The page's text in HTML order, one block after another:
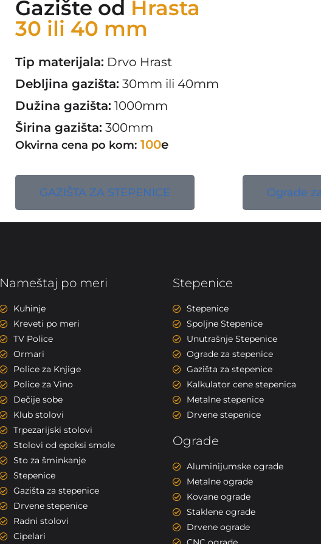
Gazište od Hrasta
30 ili 40 mm
Tip materijala: Drvo Hrast
Debljina gazišta: 30mm ili 40mm
Dužina gazišta: 1000mm
Širina gazišta: 300mm
Okvirna cena po kom: 100e
GAZIŠTA ZA STEPENICE Ograde
Nameštaj po meri
Kuhinje
Kreveti po meri
TV Police
Ormari
Police za Knjige
Police za Vino
Dečije sobe
Klub stolovi
Trpezarijski stolovi
Stolovi od epoksi smole
Sto za šminkanje
Stepenice
Gazišta za stepenice
Drvene stepenice
Radni stolovi
Cipelari
Stepenice
Stepenice
Spoljne Stepenice
Unutrašnje Stepenice
Ograde za stepenice
Gazišta za stepenice
Kalkulator cene stepenica
Metalne stepenice
Drvene stepenice
Ograde
Aluminijumske ograde
Metalne ograde
Kovane ograde
Staklene ograde
Drvene ograde